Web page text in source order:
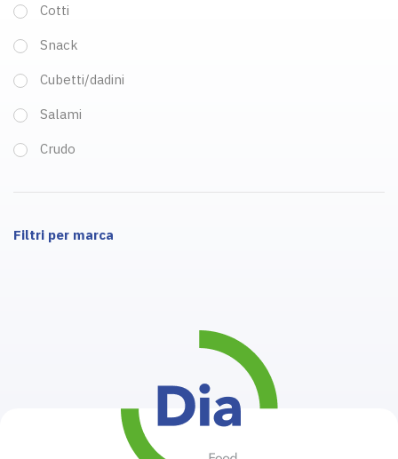
Cotti
Snack
Cubetti/dadini
Salami
Crudo
Filtri per marca